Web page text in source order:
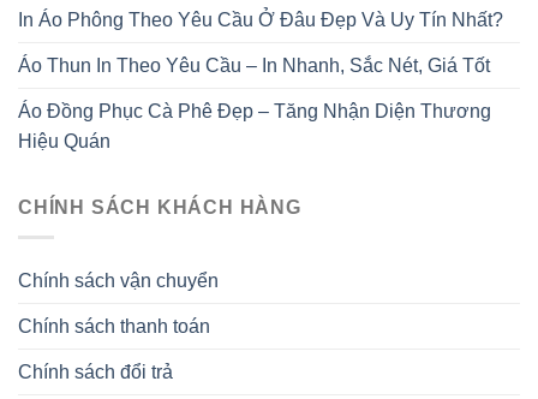
In Áo Phông Theo Yêu Cầu Ở Đâu Đẹp Và Uy Tín Nhất?
Áo Thun In Theo Yêu Cầu – In Nhanh, Sắc Nét, Giá Tốt
Áo Đồng Phục Cà Phê Đẹp – Tăng Nhận Diện Thương
Hiệu Quán
CHÍNH SÁCH KHÁCH HÀNG
Chính sách vận chuyển
Chính sách thanh toán
Chính sách đổi trả